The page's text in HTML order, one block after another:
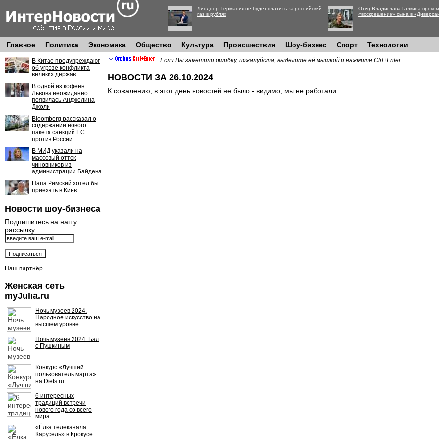
Линднер: Германия не будет платить за российский
газ в рублях
Отец Владислава Галкина
«воскрешение» сына в
Главное Политика Экономика Общество Культура Происшествия Шоу-бизнес Спорт Технологии
В Китае предупреждают
об угрозе конфликта
великих держав
В одной из кофеен
Львова неожиданно
появилась Анджелина
Джоли
Bloomberg рассказал о
содержании нового
пакета санкций ЕС
против России
В МИД указали на
массовый отток
чиновников из
администрации Байдена
Папа Римский хотел бы
приехать в Киев
Новости шоу-бизнеса
Подпишитесь на нашу
рассылку
Наш партнёр
Женская сеть
myJulia.ru
Ночь музеев 2024.
Народное искусство на
высшем уровне
Ночь музеев 2024. Бал
с Пушкиным
Конкурс «Лучший
пользователь марта»
на Diets.ru
6 интересных
традиций встречи
нового года со всего
мира
«Ёлка телеканала
Карусель» в Крокусе
Если Вы заметили ошибку, пожалуйста, выделите её мышкой и нажмите Ctrl+Enter
НОВОСТИ ЗА 26.10.2024
К сожалению, в этот день новостей не было - видимо, мы не работали.